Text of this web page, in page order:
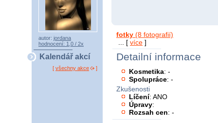
autor: jordana
hodnocení: 1,0 / 2x
Kalendář akcí
[ všechny akce ]
fotky (8 fotografií)
... [ více ]
Detailní informace
Kosmetika: -
Spolupráce: -
Zkušenosti
Líčení: ANO
Úpravy:
Rozsah cen: -